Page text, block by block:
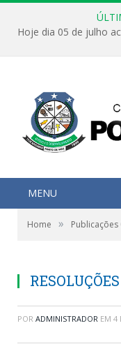
MENU
Home » Publicações
POR ADMINISTRADOR EM 4